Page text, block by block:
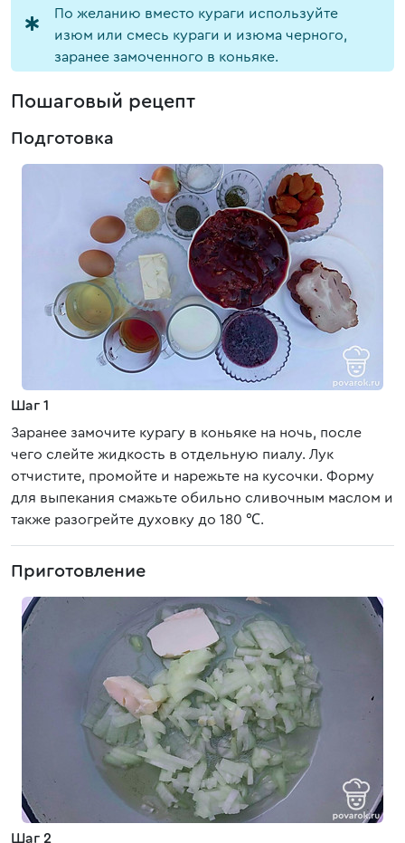
По желанию вместо кураги используйте
изюм или смесь кураги и изюма черного,
заранее замоченного в коньяке.
Пошаговый рецепт
Подготовка
Шаг 1
Заранее замочите курагу в коньяке на ночь, после
чего слейте жидкость в отдельную пиалу. Лук
отчистите, промойте и нарежьте на кусочки. Форму
для выпекания смажьте обильно сливочным маслом и
также разогрейте духовку до 180 ℃.
Приготовление
Шаг 2